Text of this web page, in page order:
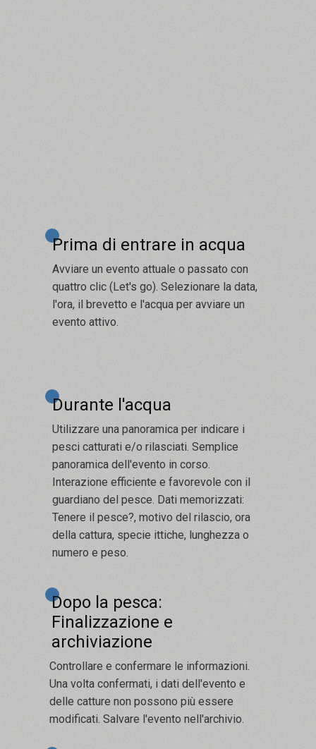
Prima di entrare in acqua
Avviare un evento attuale o passato con
quattro clic (Let's go). Selezionare la data,
l'ora, il brevetto e l'acqua per avviare un
evento attivo.
Durante l'acqua
Utilizzare una panoramica per indicare i
pesci catturati e/o rilasciati. Semplice
panoramica dell'evento in corso.
Interazione efficiente e favorevole con il
guardiano del pesce. Dati memorizzati:
Tenere il pesce?, motivo del rilascio, ora
della cattura, specie ittiche, lunghezza o
numero e peso.
Dopo la pesca:
Finalizzazione e
archiviazione
Controllare e confermare le informazioni.
Una volta confermati, i dati dell'evento e
delle catture non possono più essere
modificati. Salvare l'evento nell'archivio.